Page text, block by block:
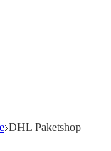
DHL Paketshop